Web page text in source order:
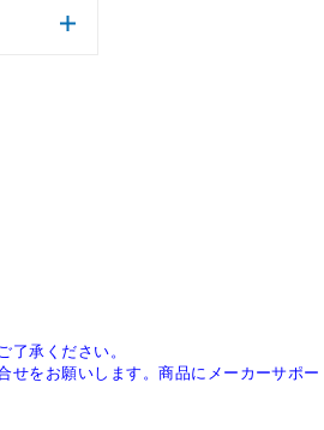
承ください。
をお願いします。商品にメーカーサポ